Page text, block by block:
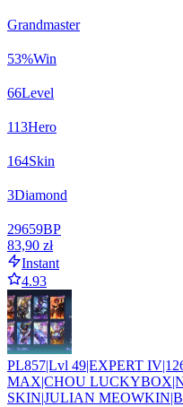
Grandmaster
53%Win
66Level
113Hero
164Skin
3Diamond
29659BP
83,90 zł
Instant
4.93
PL857|Lvl 49|EXPERT
MAX|CHOU
SKIN|JULIAN